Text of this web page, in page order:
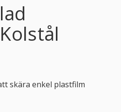
skära enkel plastfilm